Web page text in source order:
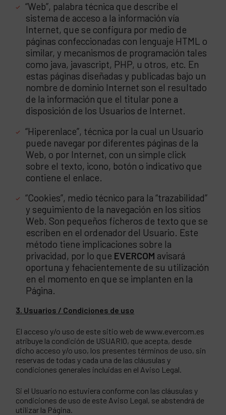
“Web”, palabra técnica que describe el
sistema de acceso a la información vía
Internet, que se configura por medio de
páginas confeccionadas con lenguaje HTML o
similar, y mecanismos de programación tales
como java, javascript, PHP, u otros, etc. En
estas páginas diseñadas y publicadas bajo un
nombre de dominio Internet son el resultado
de la información que el titular pone a
disposición de los Usuarios de Internet.
“Hiperenlace”, técnica por la cual un Usuario
puede navegar por diferentes páginas de la
Web, o por Internet, con un simple click
sobre el texto, icono, botón o indicativo que
contiene el enlace.
“Cookies”, medio técnico para la “trazabilidad”
y seguimiento de la navegación en los sitios
Web. Son pequeños ficheros de texto que se
escriben en el ordenador del Usuario. Este
método tiene implicaciones sobre la
privacidad, por lo que EVERCOM avisará
oportuna y fehacientemente de su utilización
en el momento en que se implanten en la
Página.
3. Usuarios / Condiciones de uso
El acceso y/o uso de este sitio web de www.evercom.es
atribuye la condición de USUARIO, que acepta, desde
dicho acceso y/o uso, los presentes términos de uso, sin
reservas de todas y cada una de las cláusulas y
condiciones generales incluidas en el Aviso Legal.
Si el Usuario no estuviera conforme con las cláusulas y
condiciones de uso de este Aviso Legal, se abstendrá de
utilizar la Página.